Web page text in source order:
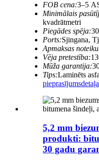
FOB cena:3–5
Minimālais
kvadrātmetri
Piegādes spēja:
Ports:Sjingana,
Apmaksas
Vēja pretestība:
Mūža garantija:
Tips:Laminēts
pieprasījumsdetaļa
5,2 mm
produkti:
30 gadu